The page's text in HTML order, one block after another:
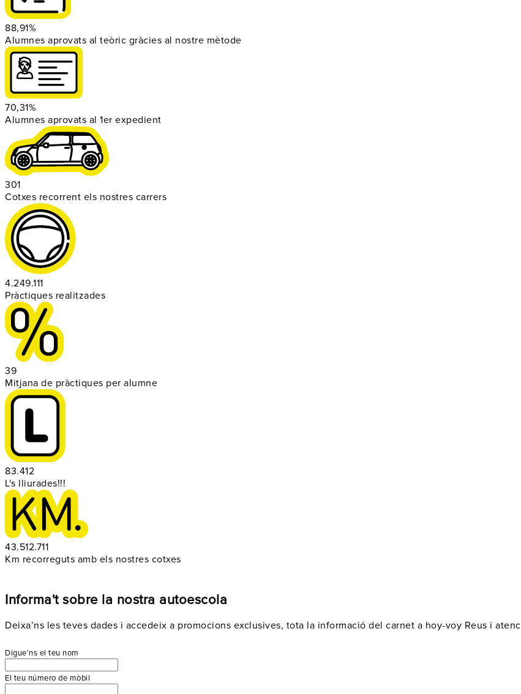
88,91%
Alumnes aprovats al teòric gràcies al nostre mètode
70,31%
Alumnes aprovats al 1er expedient
301
Cotxes recorrent els nostres carrers
4.249.111
Pràctiques realitzades
39
Mitjana de pràctiques per alumne
83.412
L's lliurades!!!
43.512.711
Km recorreguts amb els nostres cotxes
Informa't sobre la nostra autoescola
Deixa’ns les teves dades i accedeix a promocions exclusives, tota la informació del carnet a hoy-voy Reus i
Digue’ns el teu nom
El teu número de mòbil